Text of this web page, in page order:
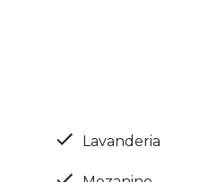
Lavanderia